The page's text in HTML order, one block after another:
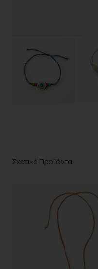
Σχετικά Προϊόντα